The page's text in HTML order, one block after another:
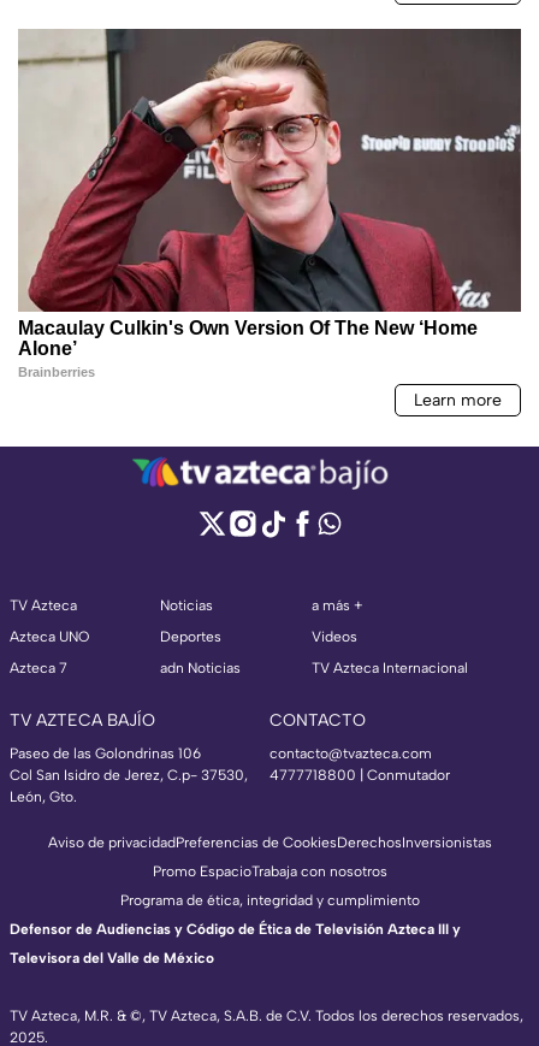
TV Azteca
Azteca UNO
Azteca 7
Noticias
Deportes
adn Noticias
a más +
Videos
TV Azteca Internacional
TV AZTECA BAJÍO
Paseo de las Golondrinas 106
Col San Isidro de Jerez, C.p- 37530,
León, Gto.
CONTACTO
contacto@tvazteca.com
4777718800 | Conmutador
TV Azteca, M.R. & ©, TV Azteca, S.A.B. de C.V. Todos los derechos reservados,
2025.
Aviso de privacidadPreferencias de CookiesDerechosInversionistas
Promo EspacioTrabaja con nosotros
Programa de ética, integridad y cumplimiento
Defensor de Audiencias y Código de Ética de Televisión Azteca III y
Televisora del Valle de México